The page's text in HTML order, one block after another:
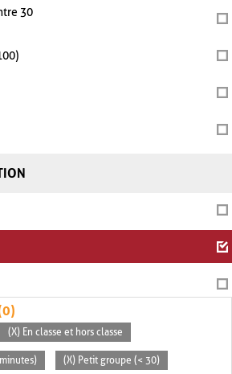
30
(X) En classe et hors classe
(X) Petit groupe (< 30)